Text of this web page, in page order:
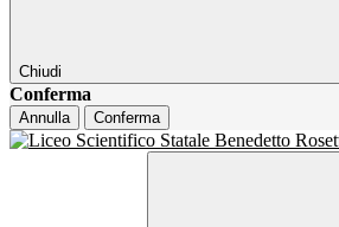
Chiudi
Conferma
Annulla Conferma